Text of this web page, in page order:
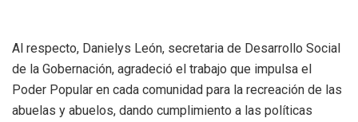
Al respecto, Danielys León, secretaria de Desarrollo Social
de la Gobernación, agradeció el trabajo que impulsa el
Poder Popular en cada comunidad para la recreación de las
abuelas y abuelos, dando cumplimiento a las políticas